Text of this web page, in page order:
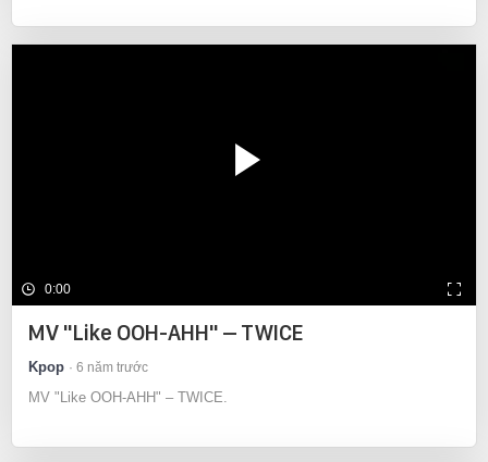
0:00
MV "Like OOH-AHH" – TWICE
Kpop 6 năm trước
MV "Like OOH-AHH" – TWICE.